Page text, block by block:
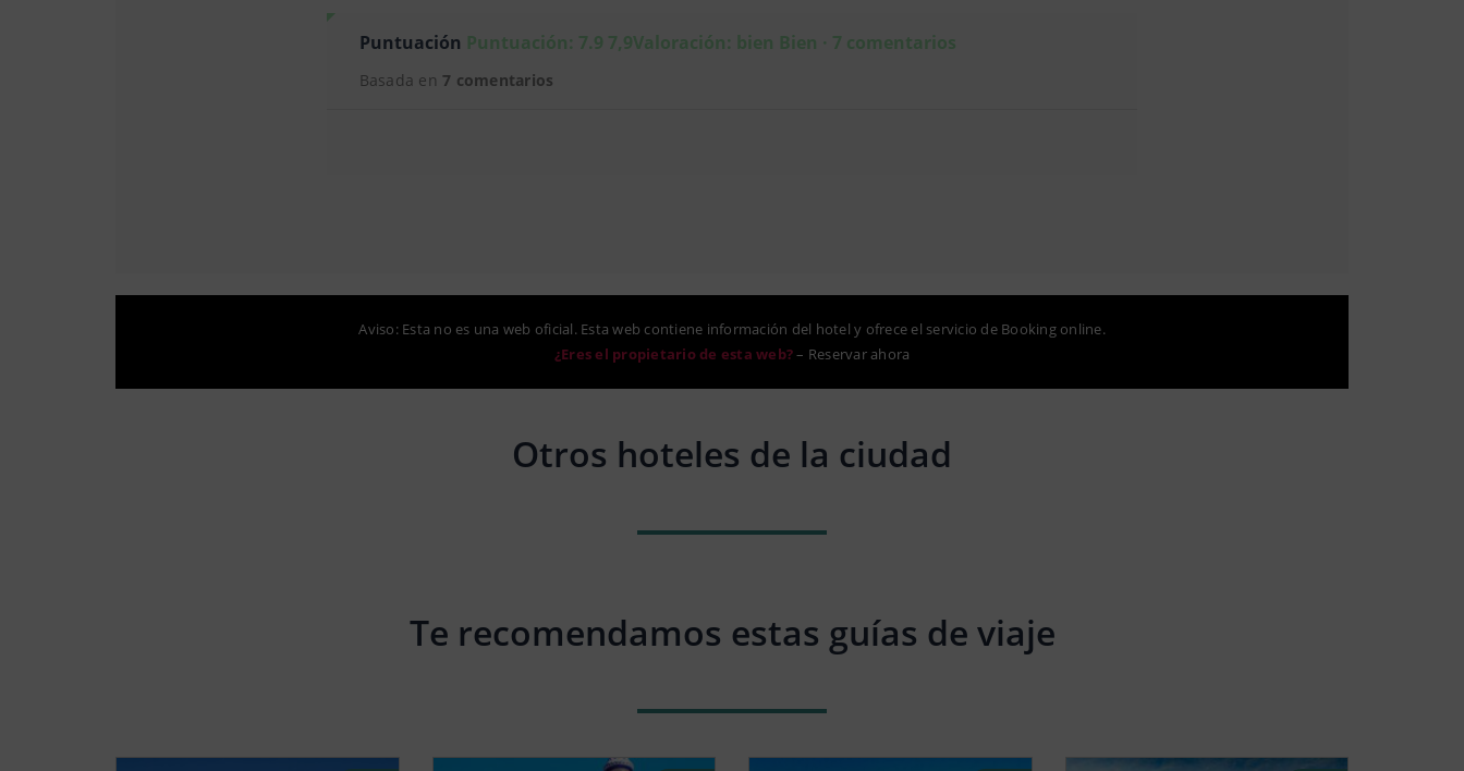
Puntuación Puntuación: 7.9 7,9Valoración: bien Bien · 7 comentarios
Basada en 7 comentarios
Aviso: Esta no es una web oficial. Esta web contiene información del hotel y ofrece el servicio de Booking online.
¿Eres el propietario de esta web?– Reservar ahora
Otros hoteles de la ciudad
Te recomendamos estas guías de viaje